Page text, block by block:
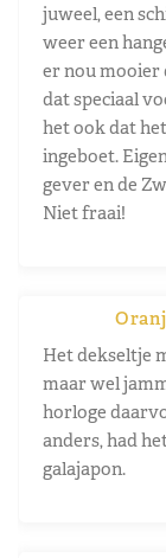
juweel, een
weer een
er nou mooier
dat speciaal
het ook dat
ingeboet.
gever en de
Niet fraai!
Het dekseltje
maar wel
horloge
anders, had
galajapon.